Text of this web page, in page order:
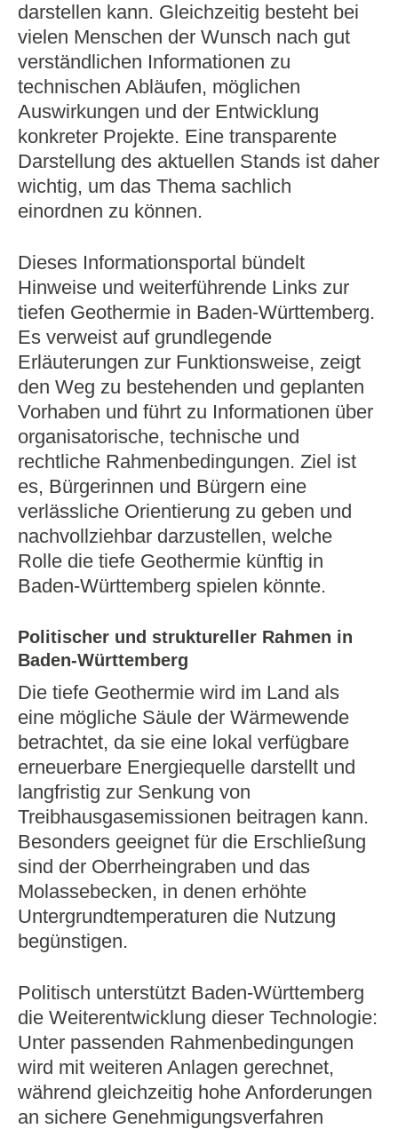
darstellen kann. Gleichzeitig besteht bei
vielen Menschen der Wunsch nach gut
verständlichen Informationen zu
technischen Abläufen, möglichen
Auswirkungen und der Entwicklung
konkreter Projekte. Eine transparente
Darstellung des aktuellen Stands ist daher
wichtig, um das Thema sachlich
einordnen zu können.
Dieses Informationsportal bündelt
Hinweise und weiterführende Links zur
tiefen Geothermie in Baden‑Württemberg.
Es verweist auf grundlegende
Erläuterungen zur Funktionsweise, zeigt
den Weg zu bestehenden und geplanten
Vorhaben und führt zu Informationen über
organisatorische, technische und
rechtliche Rahmenbedingungen. Ziel ist
es, Bürgerinnen und Bürgern eine
verlässliche Orientierung zu geben und
nachvollziehbar darzustellen, welche
Rolle die tiefe Geothermie künftig in
Baden‑Württemberg spielen könnte.
Politischer und struktureller Rahmen in
Baden‑Württemberg
Die tiefe Geothermie wird im Land als
eine mögliche Säule der Wärmewende
betrachtet, da sie eine lokal verfügbare
erneuerbare Energiequelle darstellt und
langfristig zur Senkung von
Treibhausgasemissionen beitragen kann.
Besonders geeignet für die Erschließung
sind der Oberrheingraben und das
Molassebecken, in denen erhöhte
Untergrundtemperaturen die Nutzung
begünstigen.
Politisch unterstützt Baden‑Württemberg
die Weiterentwicklung dieser Technologie:
Unter passenden Rahmenbedingungen
wird mit weiteren Anlagen gerechnet,
während gleichzeitig hohe Anforderungen
an sichere Genehmigungsverfahren